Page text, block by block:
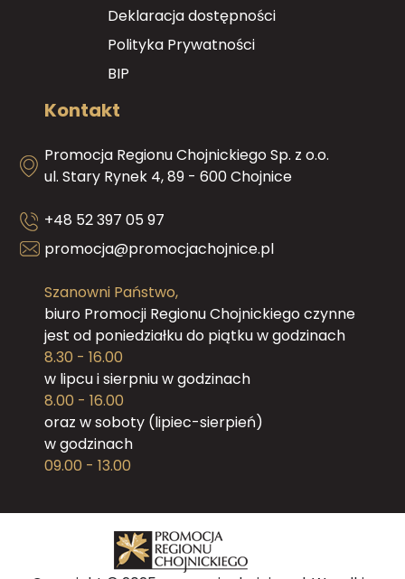
Deklaracja dostępności
Polityka Prywatności
BIP
Kontakt
Promocja Regionu Chojnickiego Sp. z o.o.
ul. Stary Rynek 4, 89 - 600 Chojnice
+48 52 397 05 97
promocja@promocjachojnice.pl
Szanowni Państwo,
biuro Promocji Regionu Chojnickiego czynne
jest od poniedziałku do piątku w godzinach
8.30 - 16.00
w lipcu i sierpniu w godzinach
8.00 - 16.00
oraz w soboty (lipiec-sierpień)
w godzinach
09.00 - 13.00